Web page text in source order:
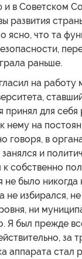
и в Советском
развития
ясно, что та
раньше.
на работу
принял для
нему на
говоря, в
и
к собственно
не было никогда
не избирался,
ни
Я был прежде
за
аппарата стал